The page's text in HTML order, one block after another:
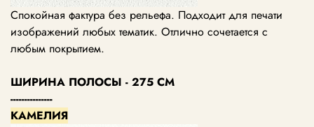
Спокойная фактура без рельефа. Подходит для печати
изображений любых тематик. Отлично сочетается с
любым покрытием.
ШИРИНА ПОЛОСЫ - 275 СМ
---------------
КАМЕЛИЯ